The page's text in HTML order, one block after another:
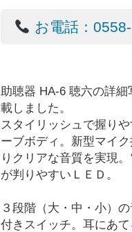
お電話：
助聴器 HA-6 聴六の詳細
載しました。
スタイリッシュで握り
ーブボディ。新型マイ
りクリアな音質を実現
が判りやすいＬＥＤ。
３段階（大・中・小）
付きスイッチ。耳にあ